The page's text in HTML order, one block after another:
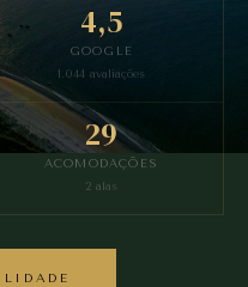
4,5
GOOGLE
1.044 avaliações
29
ACOMODAÇÕES
2 alas